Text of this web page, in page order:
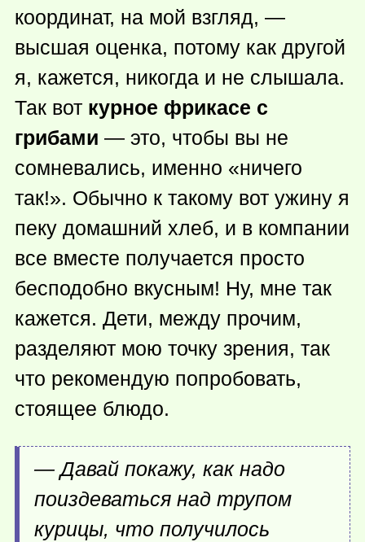
координат, на мой взгляд, —
высшая оценка, потому как другой
я, кажется, никогда и не слышала.
Так вот курное фрикасе с
грибами — это, чтобы вы не
сомневались, именно «ничего
так!». Обычно к такому вот ужину я
пеку домашний хлеб, и в компании
все вместе получается просто
бесподобно вкусным! Ну, мне так
кажется. Дети, между прочим,
разделяют мою точку зрения, так
что рекомендую попробовать,
стоящее блюдо.
— Давай покажу, как надо
поиздеваться над трупом
курицы, что получилось